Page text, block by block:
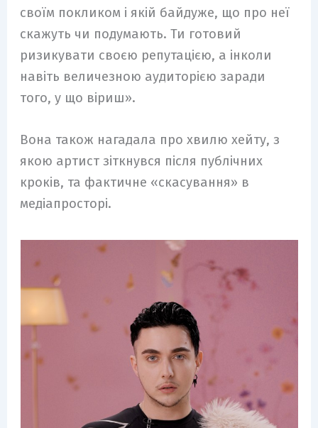
своїм покликом і якій байдуже, що про неї
скажуть чи подумають. Ти готовий
ризикувати своєю репутацією, а інколи
навіть величезною аудиторією заради
того, у що віриш».
Вона також нагадала про хвилю хейту, з
якою артист зіткнувся після публічних
кроків, та фактичне «скасування» в
медіапросторі.